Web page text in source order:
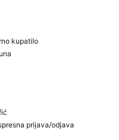
kupatilo
prijava/odjava